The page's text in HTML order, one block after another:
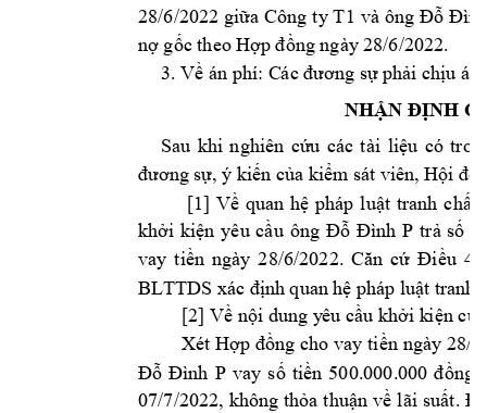
28/6/2022 giữa Công ty T1 và ông Đỗ
nợ gốc theo Hợp đồng ngày 28/6/2022.
3. Về án phí: Các đương sự phải chịu án
NHẬN ĐỊNH
Sau khi nghiên cứu các tài liệu có t
đương sự, ý kiến của kiểm sát viên, Hội
[1] Về quan hệ pháp luật tranh
khởi kiện yêu cầu ông Đỗ Đình P trả số
vay tiền ngày 28/6/2022. Căn cứ Điều
BLTTDS xác định quan hệ pháp luật tranh
[2] Về nội dung yêu cầu khởi kiện
Xét Hợp đồng cho vay tiền ngày 28/
Đỗ Đình P vay số tiền 500.000.000 đồng,
07/7/2022, không thỏa thuận về lãi suất.